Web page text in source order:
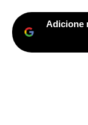
Adicione